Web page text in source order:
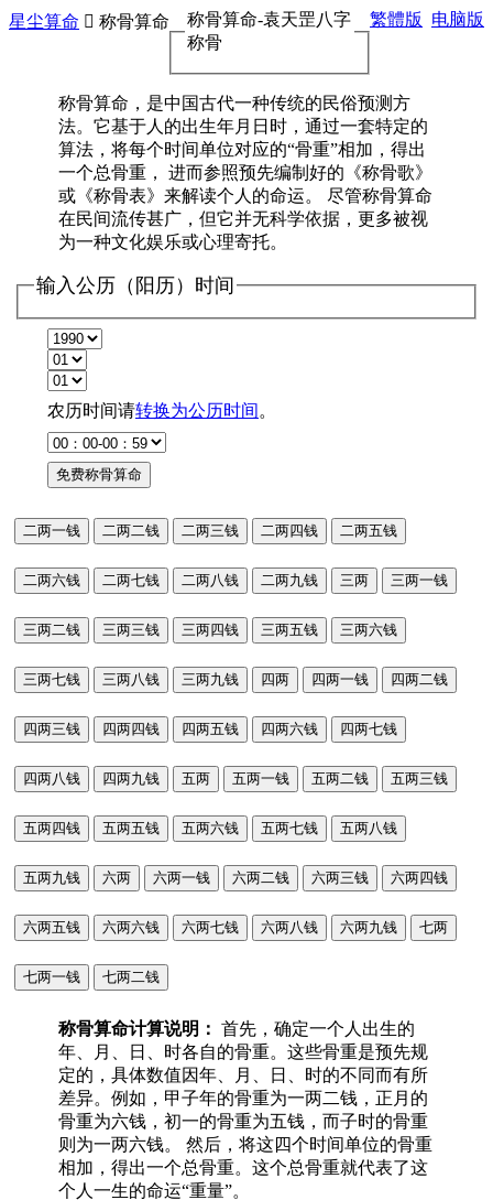
星尘算命  称骨算命 繁體版 电脑版
称骨算命-袁天罡八字
称骨
称骨算命，是中国古代一种传统的民俗预测方
法。它基于人的出生年月日时，通过一套特定的
算法，将每个时间单位对应的“骨重”相加，得出
一个总骨重， 进而参照预先编制好的《称骨歌》
或《称骨表》来解读个人的命运。 尽管称骨算命
在民间流传甚广，但它并无科学依据，更多被视
为一种文化娱乐或心理寄托。
输入公历（阳历）时间
农历时间请转换为公历时间 。
二两一钱 二两二钱 二两三钱 二两四钱 二两五钱
二两六钱 二两七钱 二两八钱 二两九钱 三两 三两一钱
三两二钱 三两三钱 三两四钱 三两五钱 三两六钱
三两七钱 三两八钱 三两九钱 四两 四两一钱 四两二钱
四两三钱 四两四钱 四两五钱 四两六钱 四两七钱
四两八钱 四两九钱 五两 五两一钱 五两二钱 五两三钱
五两四钱 五两五钱 五两六钱 五两七钱 五两八钱
五两九钱 六两 六两一钱 六两二钱 六两三钱 六两四钱
六两五钱 六两六钱 六两七钱 六两八钱 六两九钱 七两
七两一钱 七两二钱
称骨算命计算说明： 首先，确定一个人出生的
年、月、日、时各自的骨重。这些骨重是预先规
定的，具体数值因年、月、日、时的不同而有所
差异。例如，甲子年的骨重为一两二钱，正月的
骨重为六钱，初一的骨重为五钱，而子时的骨重
则为一两六钱。 然后，将这四个时间单位的骨重
相加，得出一个总骨重。这个总骨重就代表了这
个人一生的命运“重量”。